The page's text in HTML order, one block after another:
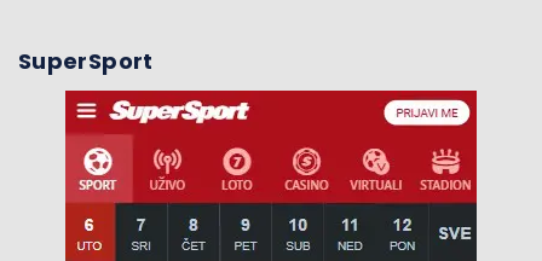
SuperSport